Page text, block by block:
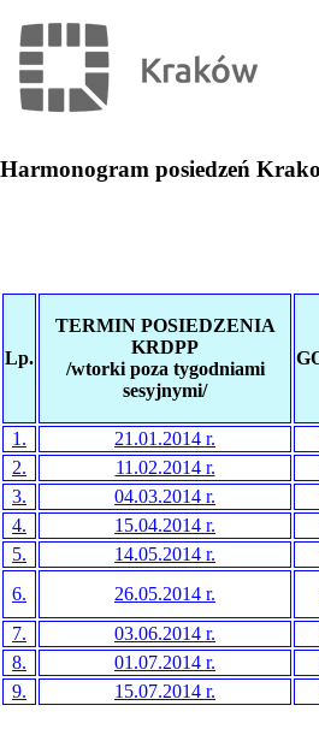
Harmonogram posiedzeń
Lp.
TERMIN POSIEDZENIA
KRDPP
/wtorki poza tygodniami
sesyjnymi/
1. 21.01.2014 r.
2.
11.02.2014 r.
3.
04.03.2014 r.
4.
15.04.2014 r.
5.
14.05.2014 r.
6.
26.05.2014 r.
7.
03.06.2014 r.
8.
01.07.2014 r.
9.
15.07.2014 r.